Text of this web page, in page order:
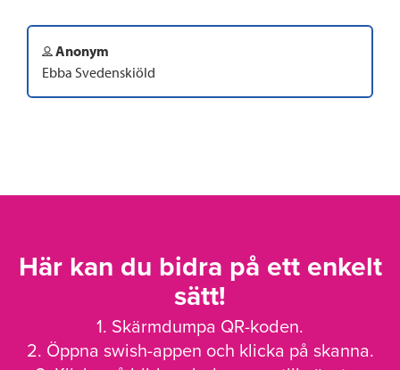
Anonym
Ebba Svedenskiöld
Här kan du bidra på ett enkelt
sätt!
1. Skärmdumpa QR-koden.
2. Öppna swish-appen och klicka på skanna.